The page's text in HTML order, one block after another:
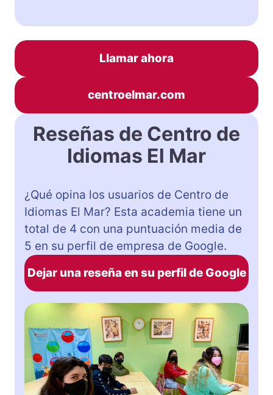
Llamar ahora
centroelmar.com
Reseñas de Centro de
Idiomas El Mar
¿Qué opina los usuarios de Centro de
Idiomas El Mar? Esta academia tiene un
total de 4 con una puntuación media de
5 en su perfil de empresa de Google.
Dejar una reseña en su perfil de Google